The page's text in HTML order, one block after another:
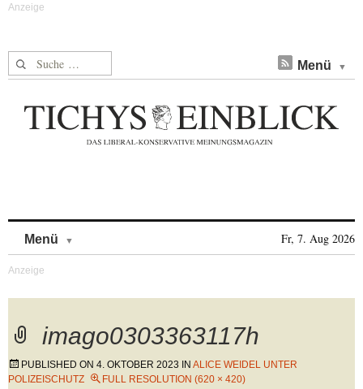
Suche nach: Menü
Menü Fr, 7. Aug 2026
imago0303363117h
PUBLISHED ON 4. OKTOBER 2023 IN ALICE WEIDEL UNTER
POLIZEISCHUTZ
FULL RESOLUTION (620 × 420)